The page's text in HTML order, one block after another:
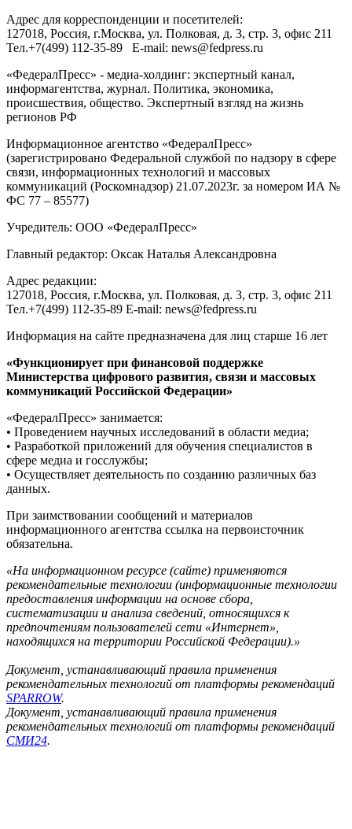
Адрес для корреспонденции и посетителей:
127018, Россия, г.Москва, ул. Полковая, д. 3, стр. 3, офис 211
Тел.+7(499) 112-35-89 E-mail: news@fedpress.ru
«ФедералПресс» - медиа-холдинг: экспертный канал,
информагентства, журнал. Политика, экономика,
происшествия, общество. Экспертный взгляд на жизнь
регионов РФ
Информационное агентство «ФедералПресс»
(зарегистрировано Федеральной службой по надзору в сфере
связи, информационных технологий и массовых
коммуникаций (Роскомнадзор) 21.07.2023г. за номером ИА №
ФС 77 – 85577)
Учредитель: ООО «ФедералПресс»
Главный редактор: Оксак Наталья Александровна
Адрес редакции:
127018, Россия, г.Москва, ул. Полковая, д. 3, стр. 3, офис 211
Тел.+7(499) 112-35-89 E-mail: news@fedpress.ru
Информация на сайте предназначена для лиц старше 16 лет
«Функционирует при финансовой поддержке
Министерства цифрового развития, связи и массовых
коммуникаций Российской Федерации»
«ФедералПресс» занимается:
• Проведением научных исследований в области медиа;
• Разработкой приложений для обучения специалистов в
сфере медиа и госслужбы;
• Осуществляет деятельность по созданию различных баз
данных.
При заимствовании сообщений и материалов
информационного агентства ссылка на первоисточник
обязательна.
«На информационном ресурсе (сайте) применяются
рекомендательные технологии (информационные технологии
предоставления информации на основе сбора,
систематизации и анализа сведений, относящихся к
предпочтениям пользователей сети «Интернет»,
находящихся на территории Российской Федерации).»
Документ, устанавливающий правила применения
рекомендательных технологий от платформы рекомендаций
SPARROW.
Документ, устанавливающий правила применения
рекомендательных технологий от платформы рекомендаций
СМИ24.